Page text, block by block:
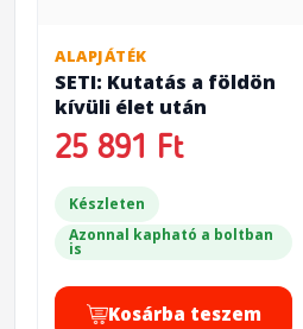
ALAPJÁTÉK
SETI: Kutatás a földön
kívüli élet után
25 891 Ft
Készleten
Azonnal kapható a boltban
is
Kosárba teszem